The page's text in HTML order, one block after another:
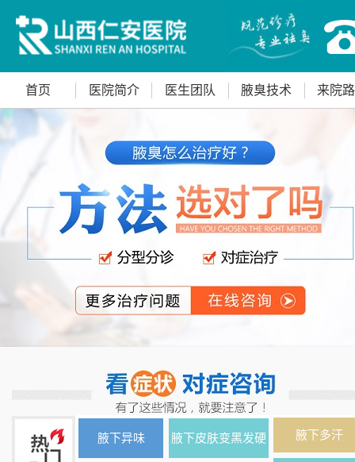
首页 医院简介 医生团队 腋臭技术 来院
腋下异味 腋下皮肤变黑发硬 腋下多汗